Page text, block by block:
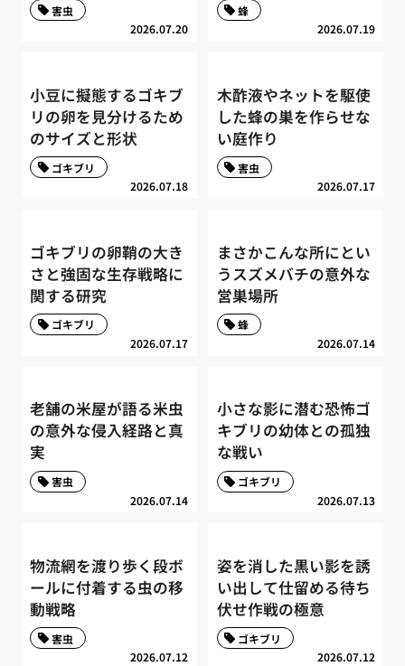
2026.07.20
害虫
2026.07.19
蜂
小豆に擬態するゴキブ
リの卵を見分けるため
のサイズと形状
2026.07.18
ゴキブリ
木酢液やネットを駆使
した蜂の巣を作らせな
い庭作り
2026.07.17
害虫
ゴキブリの卵鞘の大き
さと強固な生存戦略に
関する研究
2026.07.17
ゴキブリ
まさかこんな所にとい
うスズメバチの意外な
営巣場所
2026.07.14
蜂
老舗の米屋が語る米虫
の意外な侵入経路と真
実
2026.07.14
害虫
小さな影に潜む恐怖ゴ
キブリの幼体との孤独
な戦い
2026.07.13
ゴキブリ
物流網を渡り歩く段ボ
ールに付着する虫の移
動戦略
2026.07.12
害虫
姿を消した黒い影を誘
い出して仕留める待ち
伏せ作戦の極意
2026.07.12
ゴキブリ